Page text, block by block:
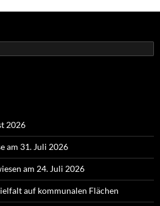
2026
am 31. Juli 2026
am 24. Juli 2026
auf kommunalen Flächen